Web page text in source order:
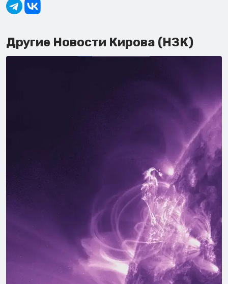
Другие Новости Кирова (НЗК)